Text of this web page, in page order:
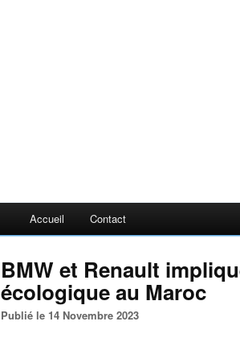
Accueil Contact
BMW et Renault
écologique au Maroc
Publié le 14 Novembre 2023